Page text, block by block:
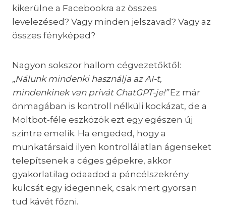
kikerülne a Facebookra az összes
levelezésed? Vagy minden jelszavad? Vagy az
összes fényképed?
Nagyon sokszor hallom cégvezetőktől:
„Nálunk mindenki használja az AI-t,
mindenkinek van privát ChatGPT-je!”Ez már
önmagában is kontroll nélküli kockázat, de a
Moltbot-féle eszközök ezt egy egészen új
szintre emelik. Ha engeded, hogy a
munkatársaid ilyen kontrollálatlan ágenseket
telepítsenek a céges gépekre, akkor
gyakorlatilag odaadod a páncélszekrény
kulcsát egy idegennek, csak mert gyorsan
tud kávét főzni.